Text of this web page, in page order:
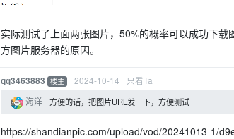
实际测试了上面两张图片，50%的概率可以成功下载
方图片服务器的原因。
qq3463883 楼主 2024-10-14 只看Ta
海洋
方便的话，把图片URL发一下，方便测试
https://shandianpic.com/upload/vod/20241013-1/